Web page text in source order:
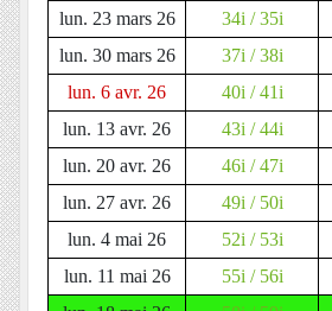
lun. 23 mars 26
34i / 35i
lun. 30 mars 26
37i / 38i
lun. 6 avr. 26
40i / 41i
lun. 13 avr. 26
43i / 44i
lun. 20 avr. 26
46i / 47i
lun. 27 avr. 26
49i / 50i
lun. 4 mai 26
52i / 53i
lun. 11 mai 26
55i / 56i